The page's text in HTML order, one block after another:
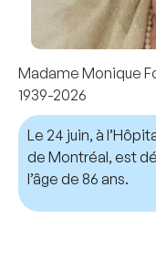
Madame Monique
1939-2026
Le 24 juin, à
de Montréal, est
l’âge de 86 ans.